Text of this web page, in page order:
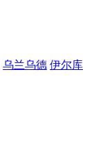
乌兰乌德 伊尔库